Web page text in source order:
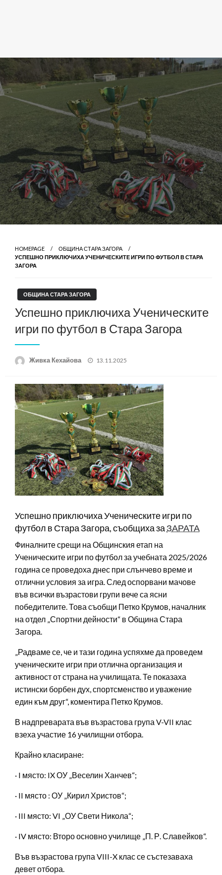
HOMEPAGE
ОБЩИНА СТАРА ЗАГОРА
УСПЕШНО ПРИКЛЮЧИХА УЧЕНИЧЕСКИТЕ ИГРИ ПО ФУТБОЛ В СТАРА
ЗАГОРА
ОБЩИНА СТАРА ЗАГОРА
Успешно приключиха Ученическите
игри по футбол в Стара Загора
Живка Кехайова
Posted
13.11.2025
Успешно приключиха Ученическите игри по
футбол в Стара Загора, съобщиха заЗАРАТА
Финалните срещи на Общинския етап на
Ученическите игри по футбол за учебната 2025/2026
година се проведоха днес при слънчево време и
отлични условия за игра. След оспорвани мачове
във всички възрастови групи вече са ясни
победителите. Това съобщи Петко Крумов, началник
на отдел „Спортни дейности“ в Община Стара
Загора.
„Радваме се, че и тази година успяхме да проведем
ученическите игри при отлична организация и
активност от страна на училищата. Те показаха
истински борбен дух, спортсменство и уважение
един към друг“, коментира Петко Крумов.
В надпреварата във възрастова група V-VII клас
взеха участие 16 училищни отбора.
Крайно класиране:
· I място: IX ОУ „Веселин Ханчев“;
· II място : ОУ „Кирил Христов“;
· III място: VI „ОУ Свети Никола“;
· IV място: Второ основно училище „П. Р. Славейков“.
Във възрастова група VIII-X клас се състезаваха
девет отбора.